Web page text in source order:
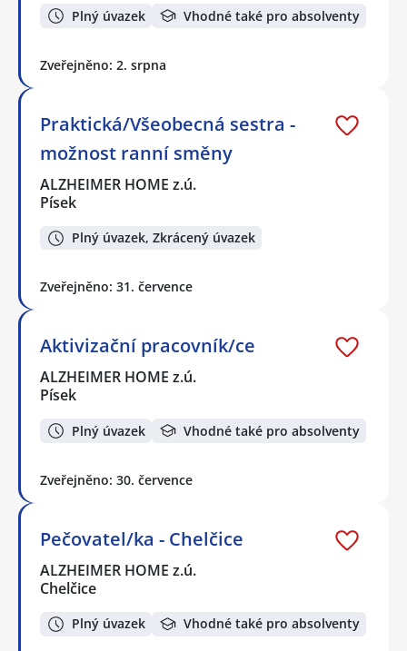
Plný úvazek Vhodné také pro absolventy
Zveřejněno: 2. srpna
Praktická/Všeobecná sestra -
možnost ranní směny
ALZHEIMER HOME z.ú.
Písek
Plný úvazek, Zkrácený úvazek
Zveřejněno: 31. července
Aktivizační pracovník/ce
ALZHEIMER HOME z.ú.
Písek
Plný úvazek Vhodné také pro absolventy
Zveřejněno: 30. července
Pečovatel/ka - Chelčice
ALZHEIMER HOME z.ú.
Chelčice
Plný úvazek Vhodné také pro absolventy